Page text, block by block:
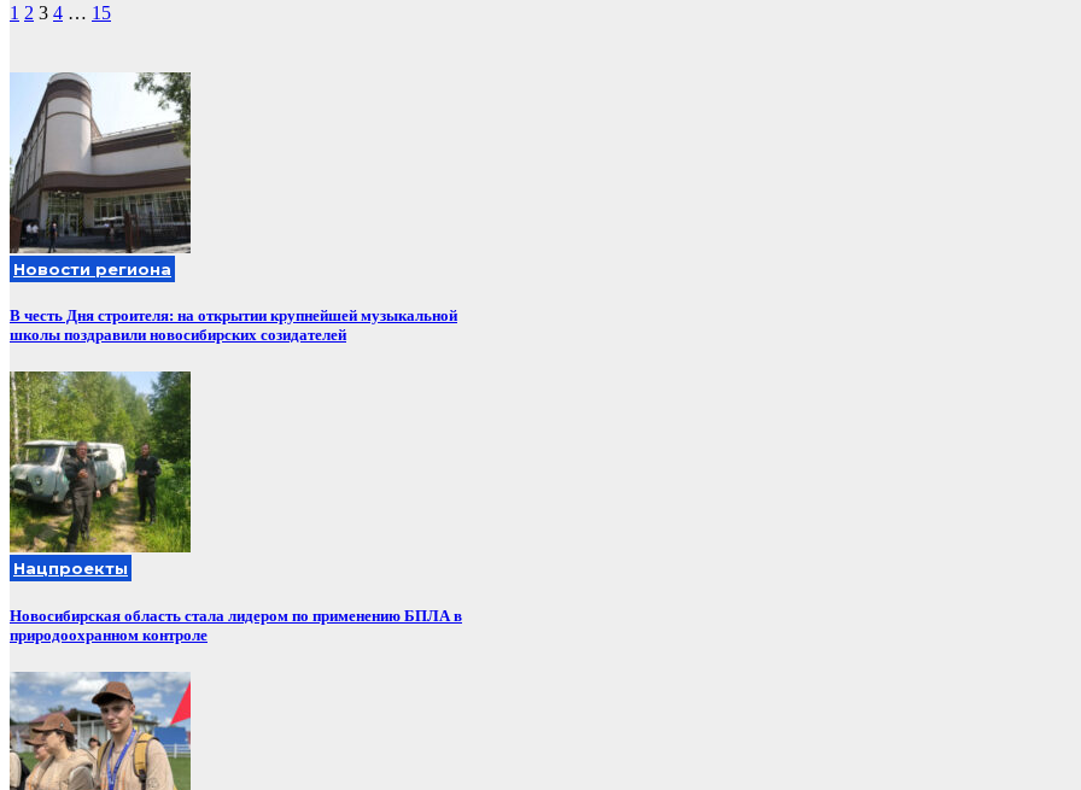
Пагинация
1 2 3 4 … 15
Новости региона
В честь Дня строителя: на открытии крупнейшей музыкальной
школы поздравили новосибирских созидателей
Нацпроекты
Новосибирская область стала лидером по применению БПЛА в
природоохранном контроле